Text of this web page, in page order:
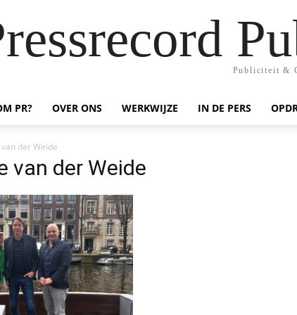
Publiciteit &
PR? OVER ONS WERKWIJZE IN DE PERS
der Weide
van der Weide